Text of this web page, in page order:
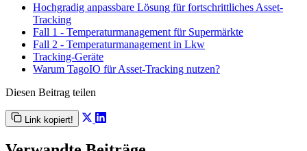
Hochgradig anpassbare Lösung für fortschrittliches Asset-
Tracking
Fall 1 - Temperaturmanagement für Supermärkte
Fall 2 - Temperaturmanagement in Lkw
Tracking-Geräte
Warum TagoIO für Asset-Tracking nutzen?
Diesen Beitrag teilen
Link kopiert!